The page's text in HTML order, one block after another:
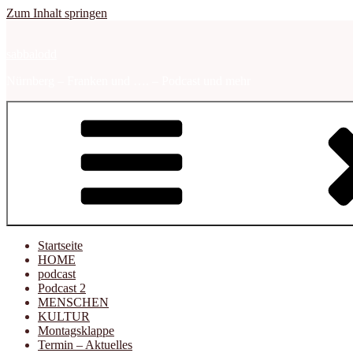
Zum Inhalt springen
Startseite
HOME
podcast
Podcast 2
MENSCHEN
KULTUR
Montagsklappe
Termin – Aktuelles